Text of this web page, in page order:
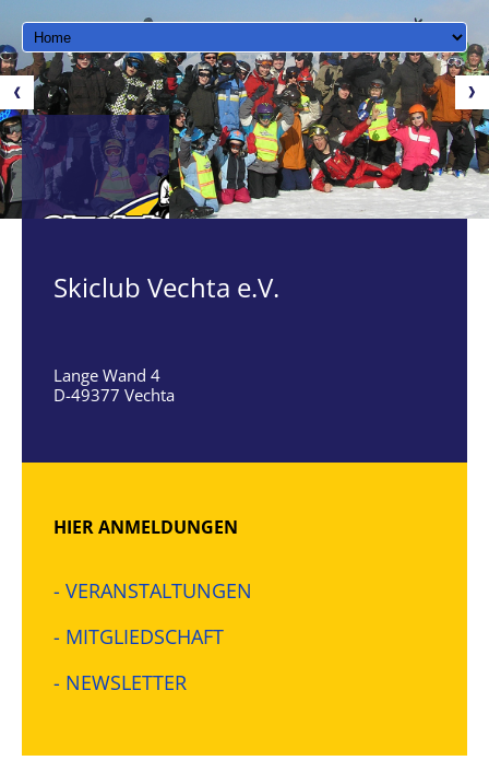
Skiclub Vechta e.V.
Lange Wand 4
D-49377 Vechta
HIER ANMELDUNGEN
- VERANSTALTUNGEN
- MITGLIEDSCHAFT
- NEWSLETTER